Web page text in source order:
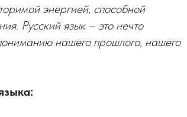
энергией, способной
Русский язык – это нечто
нашего прошлого, нашего